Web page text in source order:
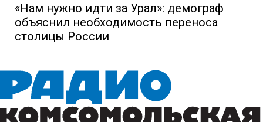
«Нам нужно идти за Урал»: демограф
объяснил необходимость переноса
столицы России